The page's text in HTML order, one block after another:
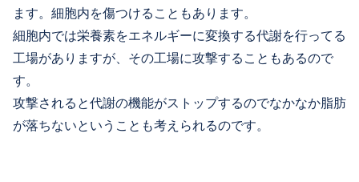
ます。細胞内を傷つけることもあります。
細胞内では栄養素をエネルギーに変換する代謝を行ってる
工場がありますが、その工場に攻撃することもあるので
す。
攻撃されると代謝の機能がストップするのでなかなか脂肪
が落ちないということも考えられるのです。